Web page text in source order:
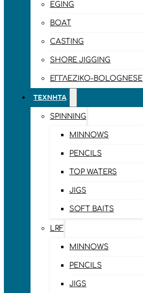
EGING
BOAT
CASTING
SHORE JIGGING
ΕΓΓΛΈΖΙΚΟ-BOLOGNESE
ΤΕΧΝΗΤΆ
SPINNING
MINNOWS
PENCILS
TOP WATERS
JIGS
SOFT BAITS
LRF
MINNOWS
PENCILS
JIGS